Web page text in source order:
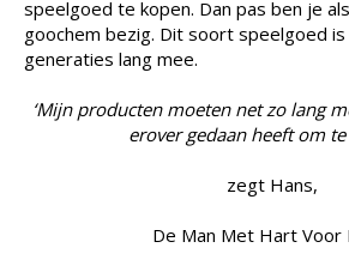
speelgoed te kopen. Dan pas ben je
goochem bezig. Dit soort speelgoed
generaties lang mee.
‘Mijn producten moeten net zo lang
erover gedaan heeft om te
zegt Hans,
De Man Met Hart Voor